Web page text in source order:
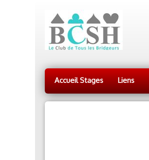
Accueil Stages Liens